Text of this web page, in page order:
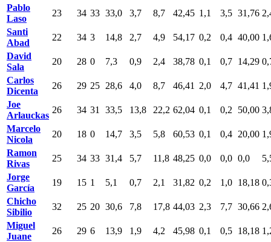
Pablo
Laso
23 34 33 33,0 3,7 8,7 42,45 1,1 3,5 31,76
Santi
Abad
22 34 3 14,8 2,7 4,9 54,17 0,2 0,4 40,00
David
Sala
20 28 0 7,3 0,9 2,4 38,78 0,1 0,7 14,29
Carlos
Dicenta
26 29 25 28,6 4,0 8,7 46,41 2,0 4,7 41,41
Joe
Arlauckas
26 34 31 33,5 13,8 22,2 62,04 0,1 0,2 50,00
Marcelo
Nicola
20 18 0 14,7 3,5 5,8 60,53 0,1 0,4 20,00
Ramon
Rivas
25 34 33 31,4 5,7 11,8 48,25 0,0 0,0 0,0
Jorge
García
19 15 1 5,1 0,7 2,1 31,82 0,2 1,0 18,18
Chicho
Sibilio
32 25 20 30,6 7,8 17,8 44,03 2,3 7,7 30,66
Miguel
Juane
26 29 6 13,9 1,9 4,2 45,98 0,1 0,5 18,18